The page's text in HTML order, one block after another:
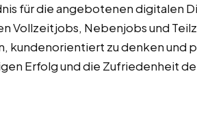
für die angebotenen digitalen
Vollzeitjobs, Nebenjobs und
kundenorientiert zu denken und
Erfolg und die Zufriedenheit